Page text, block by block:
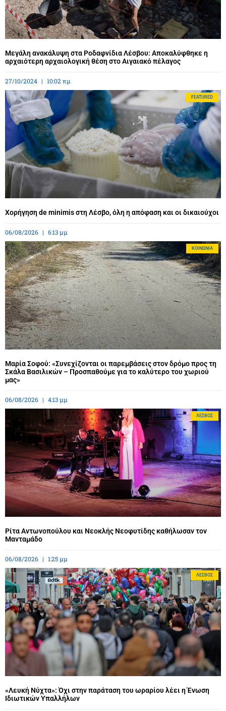
Μεγάλη ανακάλυψη στα Ροδαφνίδια Λέσβου: Αποκαλύφθηκε η
αρχαιότερη αρχαιολογική θέση στο Αιγαιακό πέλαγος
27/10/2024 10:02 πμ
FEATURED
Χορήγηση de minimis στη Λέσβο, όλη η απόφαση και οι δικαιούχοι
06/08/2026 6:13 μμ
ΚΟΙΝΩΝΊΑ
Μαρία Σοφού: «Συνεχίζονται οι παρεμβάσεις στον δρόμο προς τη
Σκάλα Βασιλικών – Προσπαθούμε για το καλύτερο του χωριού
μας»
06/08/2026 4:13 μμ
ΛΈΣΒΟΣ
Ρίτα Αντωνοπούλου και Νεοκλής Νεοφυτίδης καθήλωσαν τον
Μανταμάδο
06/08/2026 1:25 μμ
ΛΈΣΒΟΣ
«Λευκή Νύχτα»: Όχι στην παράταση του ωραρίου λέει η Ένωση
Ιδιωτικών Υπαλλήλων